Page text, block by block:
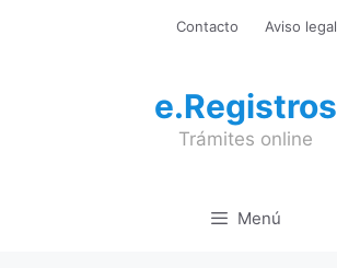
Contacto Aviso legal
e.Registros
Trámites online
Menú